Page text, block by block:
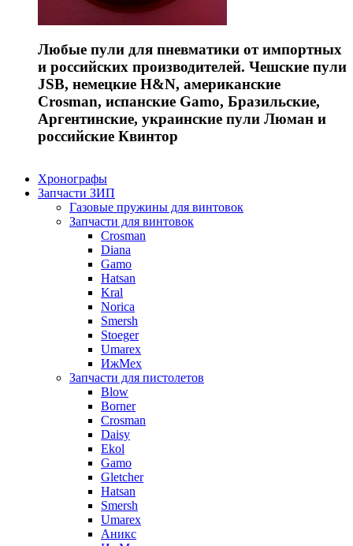
Любые пули для пневматики от импортных
и российских производителей. Чешские пули
JSB, немецкие H&N, американские
Crosman, испанские Gamo, Бразильские,
Аргентинские, украинские пули Люман и
российские Квинтор
Хронографы
Запчасти ЗИП
Газовые пружины для винтовок
Запчасти для винтовок
Crosman
Diana
Gamo
Hatsan
Kral
Norica
Smersh
Stoeger
Umarex
ИжМех
Запчасти для пистолетов
Blow
Borner
Crosman
Daisy
Ekol
Gamo
Gletcher
Hatsan
Smersh
Umarex
Аникс